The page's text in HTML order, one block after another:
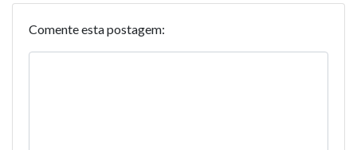
Comente esta postagem: